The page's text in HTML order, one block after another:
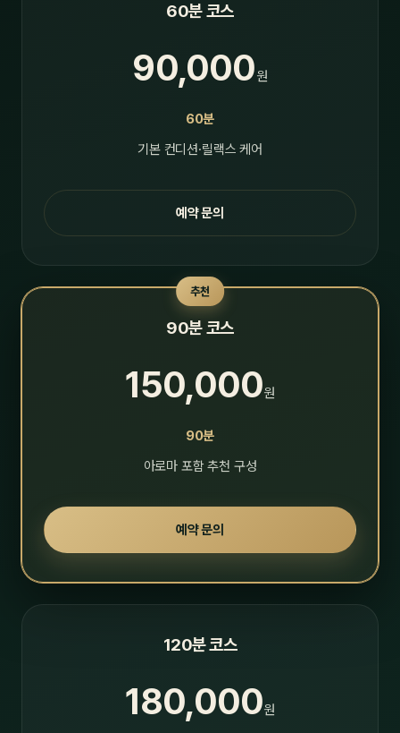
60분 코스
90,000원
60분
기본 컨디션·릴랙스 케어
예약 문의
추천
90분 코스
150,000원
90분
아로마 포함 추천 구성
예약 문의
120분 코스
180,000원